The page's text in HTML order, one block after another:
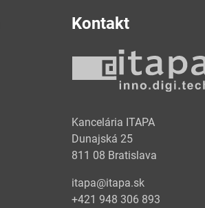
Kontakt
Kancelária ITAPA
Dunajská 25
811 08 Bratislava
itapa@itapa.sk
+421 948 306 893